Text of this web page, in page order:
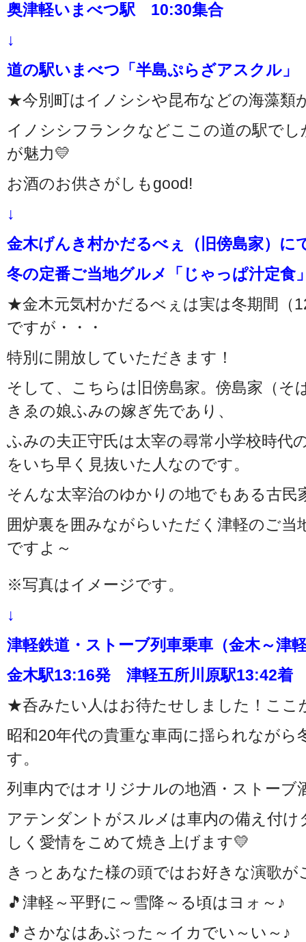
奥津軽いまべつ駅 10:30集合
↓
道の駅いまべつ「半島ぷらざアスクル」
★今別町はイノシシや昆布などの海藻類
イノシシフランクなどここの道の駅で
が魅力💛
お酒のお供さがしもgood!
↓
金木げんき村かだるべぇ（旧傍島家）に
冬の定番ご当地グルメ「じゃっぱ汁定食
★金木元気村かだるべぇは実は冬期間（
ですが・・・
特別に開放していただきます！
そして、こちらは旧傍島家。傍島家（そ
きゑの娘ふみの嫁ぎ先であり、
ふみの夫正守氏は太宰の尋常小学校時代
をいち早く見抜いた人なのです。
そんな太宰治のゆかりの地でもある古民
囲炉裏を囲みながらいただく津軽のご当
ですよ～
※写真はイメージです。
↓
津軽鉄道・ストーブ列車乗車（金木～津
金木駅13:16発 津軽五所川原駅13:42着
★呑みたい人はお待たせしました！ここ
昭和20年代の貴重な車両に揺られながら
す。
列車内ではオリジナルの地酒・ストーブ
アテンダントがスルメは車内の備え付
しく愛情をこめて焼き上げます💛
きっとあなた様の頭ではお好きな演歌
🎵津軽～平野に～雪降～る頃はヨォ～♪
🎵さかなはあぶった～イカでい～い～♪